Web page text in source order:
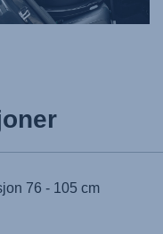
76 - 105 cm